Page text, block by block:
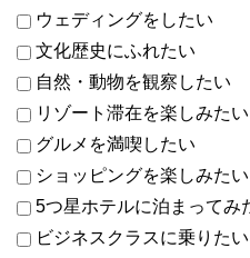
ウェディングをしたい
文化歴史にふれたい
自然・動物を観察したい
リゾート滞在を楽しみたい
グルメを満喫したい
ショッピングを楽しみたい
5つ星ホテルに泊まってみ
ビジネスクラスに乗りたい